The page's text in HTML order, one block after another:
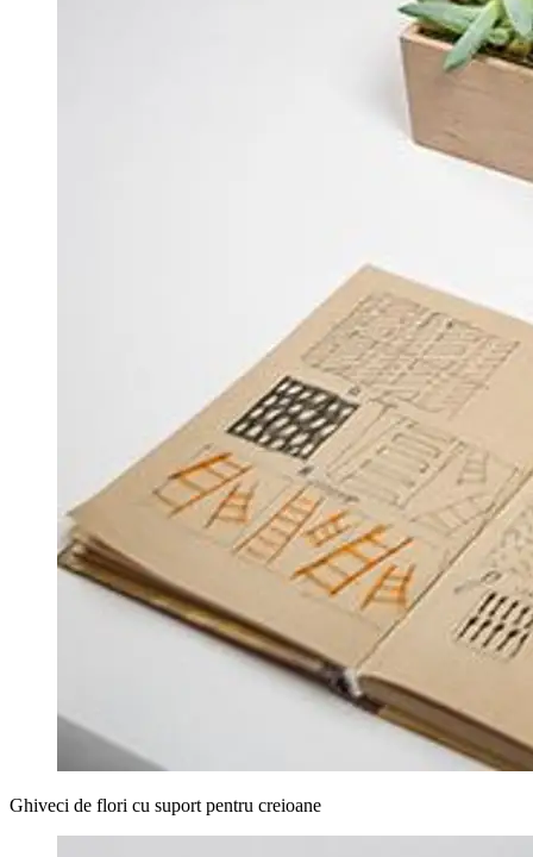
Ghiveci de flori cu suport pentru creioane